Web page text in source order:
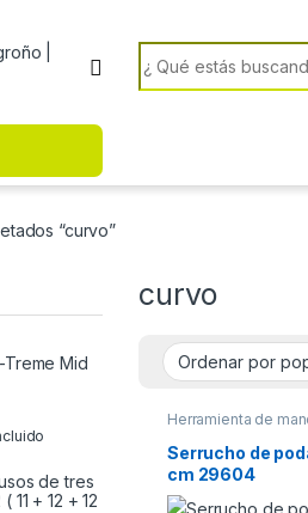
Search for:
“curvo”
curvo
Herramienta de
Serrucho de
cm 29604
Mid
de tres
11 + 12 + 12